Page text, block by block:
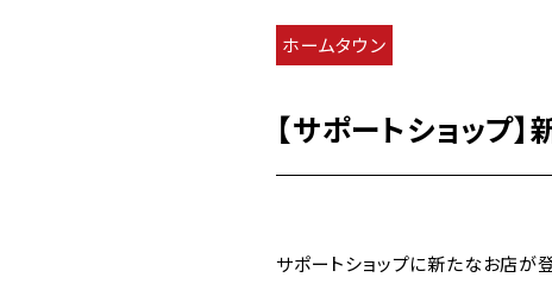
ホームタウン
【サポートショップ
サポートショップに新たなお店が